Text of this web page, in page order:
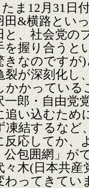
ま12月31日
田&横路とい
と、社会党の
を握り合うと
きなのですが
裂が深刻化し
かかっている
一郎・自由党
追い込むため
凍結するなど
反応してか、
公包囲網」が
々木(日本共産
わってきてい